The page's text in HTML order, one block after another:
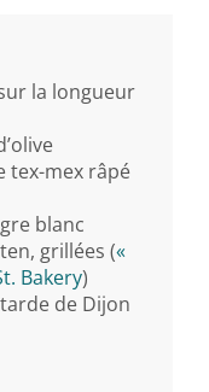
la longueur
tex-mex râpé
blanc
grillées («
Bakery)
de Dijon